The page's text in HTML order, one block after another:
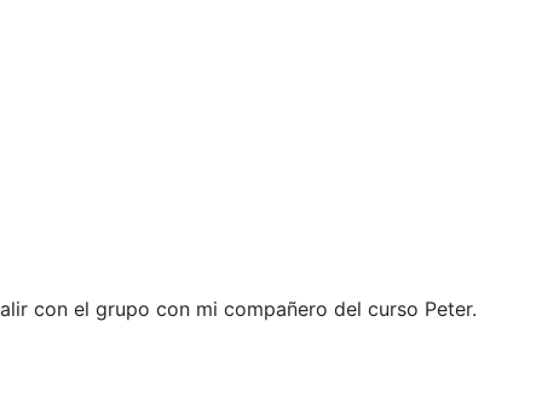
con el grupo con mi compañero del curso Peter.